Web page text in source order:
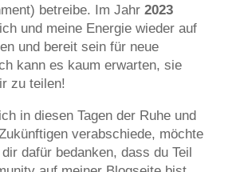
betreibe. Im Jahr 2023
und meine Energie wieder auf
und bereit sein für neue
kann es kaum erwarten, sie
zu teilen!
in diesen Tagen der Ruhe und
verabschiede, möchte
dafür bedanken, dass du Teil